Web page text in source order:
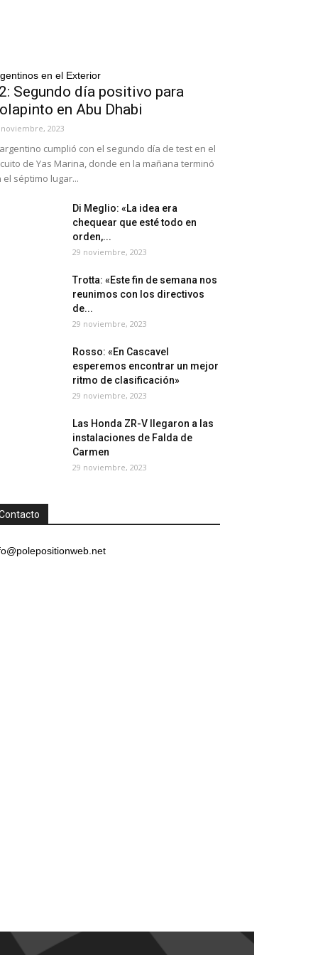
en el Exterior
Segundo día positivo para
en Abu Dhabi
2023
cumplió con el segundo día de test en el
de Yas Marina, donde en la mañana terminó
el séptimo lugar...
Di Meglio: «La idea era
chequear que esté todo en
orden,...
29 noviembre, 2023
Trotta: «Este fin de semana nos
reunimos con los directivos
de...
29 noviembre, 2023
Rosso: «En Cascavel
esperemos encontrar un mejor
ritmo de clasificación»
29 noviembre, 2023
Las Honda ZR-V llegaron a las
instalaciones de Falda de
Carmen
29 noviembre, 2023